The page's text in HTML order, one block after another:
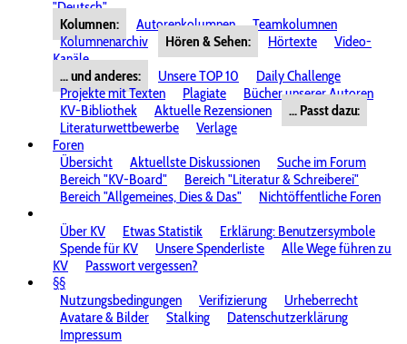
"Deutsch"
Kolumnen:
Autorenkolumnen
Teamkolumnen
Kolumnenarchiv
Hören & Sehen: Hörtexte
Video-
Kanäle
... und anderes:
Unsere TOP 10
Daily Challenge
Projekte mit Texten
Plagiate
Bücher unserer Autoren
KV-Bibliothek
Aktuelle Rezensionen
... Passt dazu:
Literaturwettbewerbe
Verlage
Foren
Übersicht
Aktuellste Diskussionen
Suche im Forum
Bereich "KV-Board"
Bereich "Literatur & Schreiberei"
Bereich "Allgemeines, Dies & Das"
Nichtöffentliche Foren
Über KV
Etwas Statistik
Erklärung: Benutzersymbole
Spende für KV
Unsere Spenderliste
Alle Wege führen zu
KV
Passwort vergessen?
§§
Nutzungsbedingungen
Verifizierung
Urheberrecht
Avatare & Bilder
Stalking
Datenschutzerklärung
Impressum